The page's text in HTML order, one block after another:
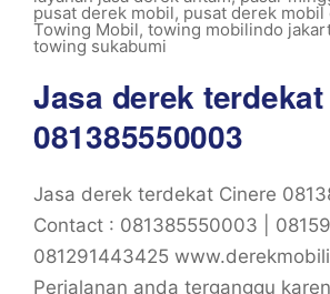
pusat derek mobil, pusat derek mobil
Towing Mobil, towing mobilindo
towing sukabumi
Jasa derek
081385550003
Jasa derek terdekat Cinere
Contact : 081385550003 |
081291443425
Perjalanan anda terganggu